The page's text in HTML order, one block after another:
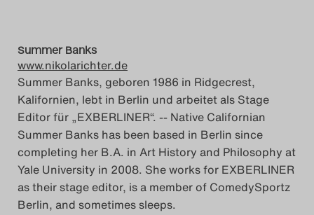
Summer Banks
www.nikolarichter.de
Summer Banks, geboren 1986 in Ridgecrest,
Kalifornien, lebt in Berlin und arbeitet als Stage
Editor für „EXBERLINER“. -- Native Californian
Summer Banks has been based in Berlin since
completing her B.A. in Art History and Philosophy at
Yale University in 2008. She works for EXBERLINER
as their stage editor, is a member of ComedySportz
Berlin, and sometimes sleeps.